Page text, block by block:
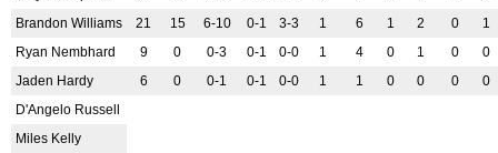
Brandon Williams
21 15 6-10 0-1 3-3 1 6 1 2 0
1
Ryan Nembhard
9 0 0-3 0-1 0-0 1 4 0 1 0
0
Jaden Hardy
6 0 0-1 0-1 0-0 1 1 0 0 0
0
D'Angelo Russell
Miles Kelly